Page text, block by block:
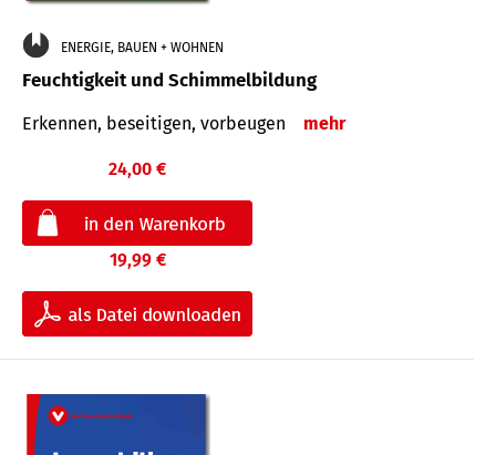
ENERGIE, BAUEN + WOHNEN
Feuchtigkeit und Schimmelbildung
Erkennen, beseitigen, vorbeugen mehr
24,00 €
19,99 €